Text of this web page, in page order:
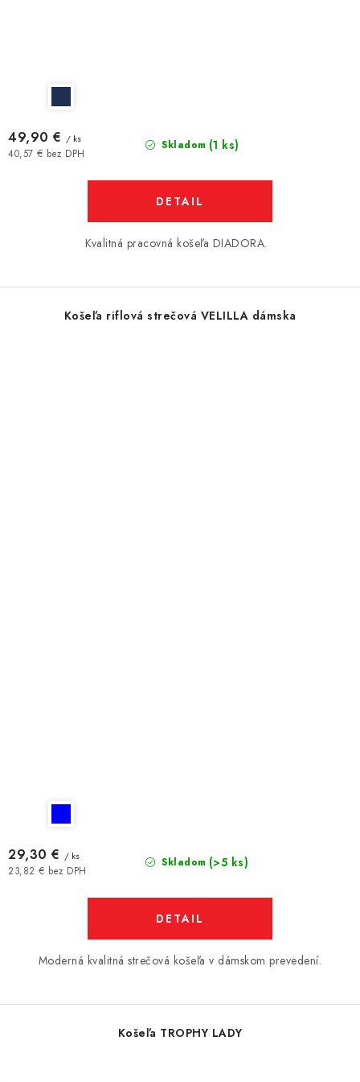
Skladom (1 ks)
40,57 € bez DPH
49,90 € / ks
DETAIL
Kvalitná pracovná košeľa DIADORA.
Košeľa riflová strečová VELILLA dámska
Skladom (>5 ks)
23,82 € bez DPH
29,30 € / ks
DETAIL
Moderná kvalitná strečová košeľa v dámskom prevedení.
Košeľa TROPHY LADY